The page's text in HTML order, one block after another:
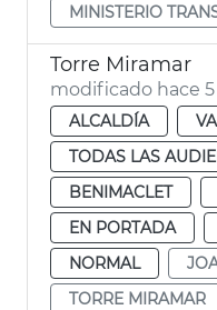
MINISTERIO
Torre Miramar
modificado hace
ALCALDÍA
TODAS LAS
BENIMACLET
EN PORTADA
NORMAL
TORRE MIRAMAR